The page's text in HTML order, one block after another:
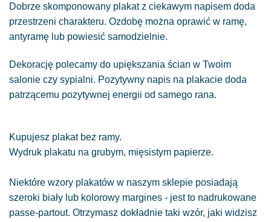
Dobrze skomponowany plakat z ciekawym napisem doda
przestrzeni charakteru. Ozdobę można oprawić w ramę,
antyramę lub powiesić samodzielnie.
Dekorację polecamy do upiększania ścian w Twoim
salonie czy sypialni. Pozytywny napis na plakacie doda
patrzącemu pozytywnej energii od samego rana.
Kupujesz plakat bez ramy.
Wydruk plakatu na grubym, mięsistym papierze.
Niektóre wzory plakatów w naszym sklepie posiadają
szeroki biały lub kolorowy margines - jest to nadrukowane
passe-partout. Otrzymasz dokładnie taki wzór, jaki widzisz